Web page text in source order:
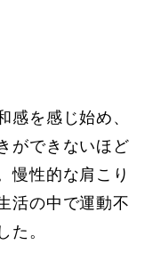
感を感じ始め、
ができないほど
慢性的な肩こり
活の中で運動不
た。